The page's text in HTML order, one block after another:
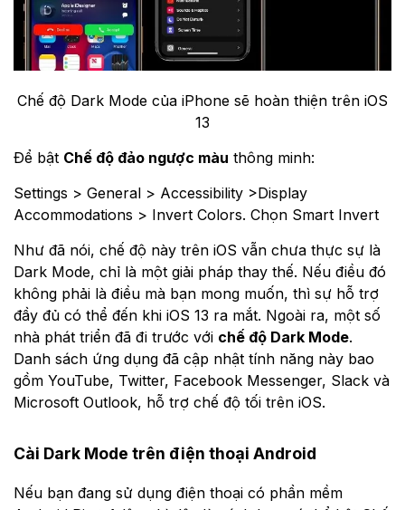
Chế độ Dark Mode của iPhone sẽ hoàn thiện trên iOS
13
Để bật Chế độ đảo ngược màu thông minh:
Settings > General > Accessibility >Display
Accommodations > Invert Colors. Chọn Smart Invert
Như đã nói, chế độ này trên iOS vẫn chưa thực sự là
Dark Mode, chỉ là một giải pháp thay thế. Nếu điều đó
không phải là điều mà bạn mong muốn, thì sự hỗ trợ
đầy đủ có thể đến khi iOS 13 ra mắt. Ngoài ra, một số
nhà phát triển đã đi trước với chế độ Dark Mode.
Danh sách ứng dụng đã cập nhật tính năng này bao
gồm YouTube, Twitter, Facebook Messenger, Slack và
Microsoft Outlook, hỗ trợ chế độ tối trên iOS.
Cài Dark Mode trên điện thoại Android
Nếu bạn đang sử dụng điện thoại có phần mềm